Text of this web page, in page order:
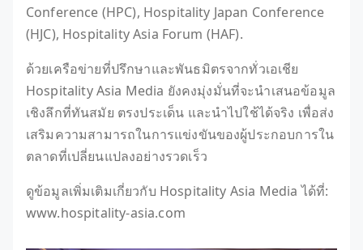
Conference (HPC), Hospitality Japan Conference
(HJC), Hospitality Asia Forum (HAF).
ด้วยเครือข่ายที่ปรึกษาและพันธมิตรจากทั่วเอเชีย
Hospitality Asia Media ยังคงมุ่งมั่นที่จะนำเสนอข้อมูล
เชิงลึกที่ทันสมัย ตรงประเด็น และนำไปใช้ได้จริง เพื่อส่ง
เสริมความสามารถในการแข่งขันของผู้ประกอบการใน
ตลาดที่เปลี่ยนแปลงอย่างรวดเร็ว
ดูข้อมูลเพิ่มเติมเกี่ยวกับ Hospitality Asia Media ได้ที่:
www.hospitality-asia.com